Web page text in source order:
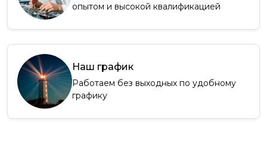
опытом и высокой квалификацией
Наш график
Работаем без выходных по удобному
графику